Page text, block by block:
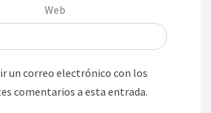
Web
un correo electrónico con los
comentarios a esta entrada.